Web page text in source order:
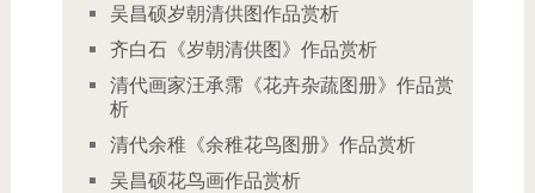
吴昌硕岁朝清供图作品赏析
齐白石《岁朝清供图》作品赏析
清代画家汪承霈《花卉杂蔬图册》作品赏
析
清代余稚《余稚花鸟图册》作品赏析
吴昌硕花鸟画作品赏析